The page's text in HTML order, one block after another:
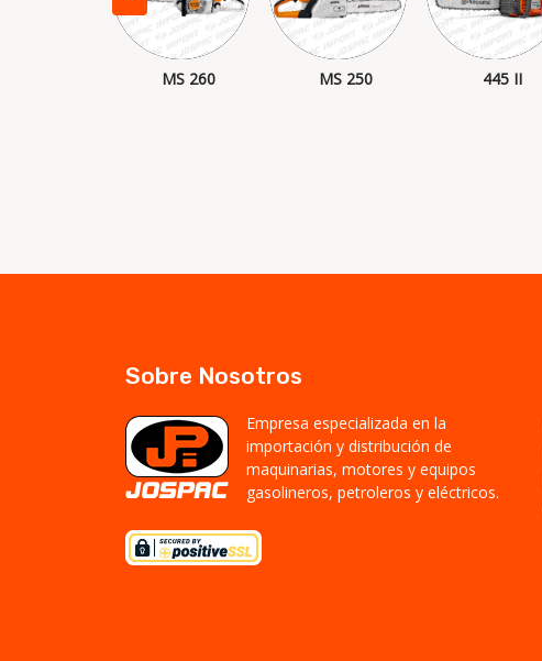
MS 260 MS 250 445 II
Sobre Nosotros
Empresa especializada en la
importación y distribución de
maquinarias, motores y equipos
gasolineros, petroleros y eléctricos.